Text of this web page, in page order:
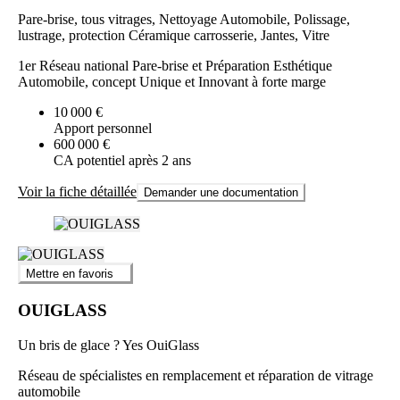
Appétence pour l’univers automobile
Accompagnement et outils offerts quel que soit le parcours
Pare-brise, tous vitrages, Nettoyage Automobile, Polissage,
lustrage, protection Céramique carrosserie, Jantes, Vitre
1er Réseau national Pare-brise et Préparation Esthétique
Automobile, concept Unique et Innovant à forte marge
10 000 €
Apport personnel
600 000 €
CA potentiel après 2 ans
Voir la fiche détaillée Demander une documentation
Mettre en favoris
OUIGLASS
Un bris de glace ? Yes OuiGlass
Réseau de spécialistes en remplacement et réparation de vitrage
automobile